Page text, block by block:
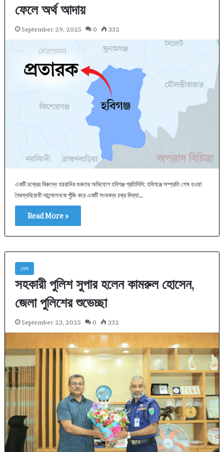
ফেলে অর্থ আদায়
September 29, 2025 0 332
একটি চক্রের বিরুদ্ধে হয়রানির গুরুতর অভিযোগ হবিগঞ্জ প্রতিনিধি: হবিগঞ্জে সম্প্রতি শেষ হওয়া
বৈষম্যবিরোধী আন্দোলনকে পুঁজি করে একটি সংঘবদ্ধ চক্র মিথ্যা…
Read More »
দেশ
সহকারী পুলিশ সুপার হলেন কামরুল হোসেন,
জেলা পুলিশের শুভেচ্ছা
September 23, 2025 0 332